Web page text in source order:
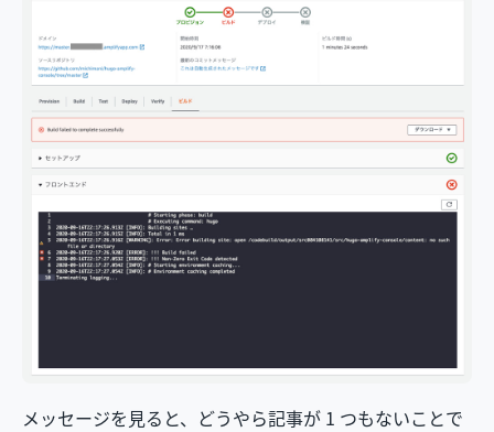
メッセージを見ると、どうやら記事が 1 つもないことで